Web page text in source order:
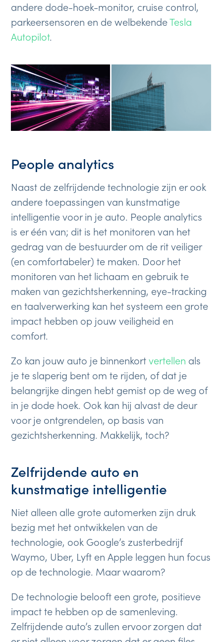
andere dode-hoek-monitor, cruise control,
parkeersensoren en de welbekendeTesla
Autopilot.
People analytics
Naast de zelfrijdende technologie zijn er ook
andere toepassingen van kunstmatige
intelligentie voor in je auto. People analytics
is er één van; dit is het monitoren van het
gedrag van de bestuurder om de rit veiliger
(en comfortabeler) te maken. Door het
monitoren van het lichaam en gebruik te
maken van gezichtsherkenning, eye-tracking
en taalverwerking kan het systeem een grote
impact hebben op jouw veiligheid en
comfort.
Zo kan jouw auto je binnenkortvertellen als
je te slaperig bent om te rijden, of dat je
belangrijke dingen hebt gemist op de weg of
in je dode hoek. Ook kan hij alvast de deur
voor je ontgrendelen, op basis van
gezichtsherkenning. Makkelijk, toch?
Zelfrijdende auto en
kunstmatige intelligentie
Niet alleen alle grote automerken zijn druk
bezig met het ontwikkelen van de
technologie, ook Google’s zusterbedrijf
Waymo, Uber, Lyft en Apple leggen hun focus
op de technologie. Maar waarom?
De technologie belooft een grote, positieve
impact te hebben op de samenleving.
Zelfrijdende auto’s zullen ervoor zorgen dat